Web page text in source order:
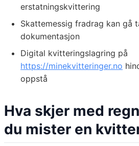
erstatningskvittering
Skattemessig fradrag kan gå
dokumentasjon
Digital kvitteringslagring på
https://minekvitteringer.no
oppstå
Hva skjer med
du mister en